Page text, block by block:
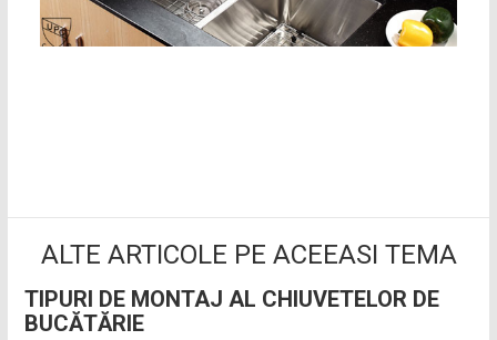
ALTE ARTICOLE PE ACEEASI TEMA
TIPURI DE MONTAJ AL CHIUVETELOR DE
BUCĂTĂRIE